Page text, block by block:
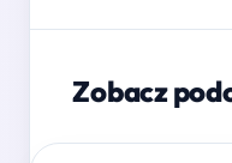
Zobacz